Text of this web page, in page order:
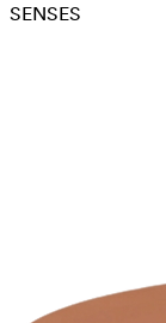
SENSES